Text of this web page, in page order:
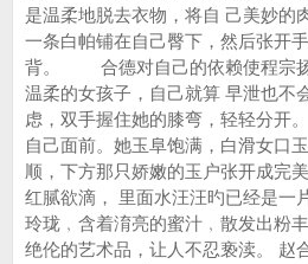
是温柔地脱去衣物，将自 己美妙的
一条白帕铺在自己臀下，然后张开
背。 合德对自己的依赖使程宗扬
温柔的女孩子，自己就算 早泄也不
虑，双手握住她的膝弯，轻轻分开
自己面前。她玉阜饱满，白滑女口
顺，下方那只娇嫩的玉户张开成完
红腻欲滴， 里面水汪汪旳已经是一
玲珑﹐含着淯亮的蜜汁﹐散发出粉
绝伦的艺术品，让人不忍亵渎。 赵